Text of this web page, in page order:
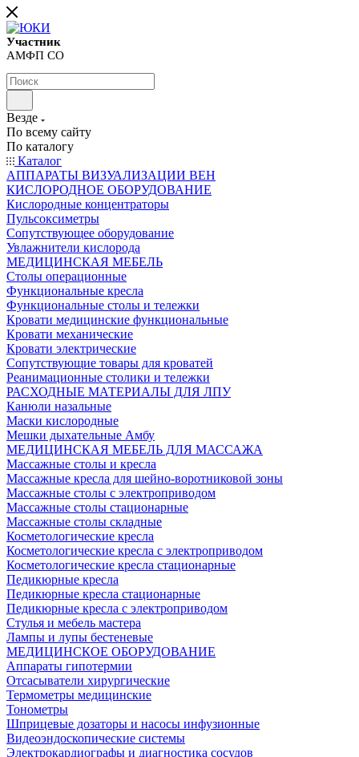
Участник
АМФП СО
Везде
По всему сайту
По каталогу
Каталог
АППАРАТЫ ВИЗУАЛИЗАЦИИ ВЕН
КИСЛОРОДНОЕ ОБОРУДОВАНИЕ
Кислородные концентраторы
Пульсоксиметры
Сопутствующее оборудование
Увлажнители кислорода
МЕДИЦИНСКАЯ МЕБЕЛЬ
Столы операционные
Функциональные кресла
Функциональные столы и тележки
Кровати медицинские функциональные
Кровати механические
Кровати электрические
Сопутствующие товары для кроватей
Реанимационные столики и тележки
РАСХОДНЫЕ МАТЕРИАЛЫ ДЛЯ ЛПУ
Канюли назальные
Маски кислородные
Мешки дыхательные Амбу
МЕДИЦИНСКАЯ МЕБЕЛЬ ДЛЯ МАССАЖА
Массажные столы и кресла
Массажные кресла для шейно-воротниковой зоны
Массажные столы с электроприводом
Массажные столы стационарные
Массажные столы складные
Косметологические кресла
Косметологические кресла с электроприводом
Косметологические кресла стационарные
Педикюрные кресла
Педикюрные кресла стационарные
Педикюрные кресла с электроприводом
Стулья и мебель мастера
Лампы и лупы бестеневые
МЕДИЦИНСКОЕ ОБОРУДОВАНИЕ
Аппараты гипотермии
Отсасыватели хирургические
Термометры медицинские
Тонометры
Шприцевые дозаторы и насосы инфузионные
Видеоэндоскопические системы
Электрокардиографы и диагностика сосудов